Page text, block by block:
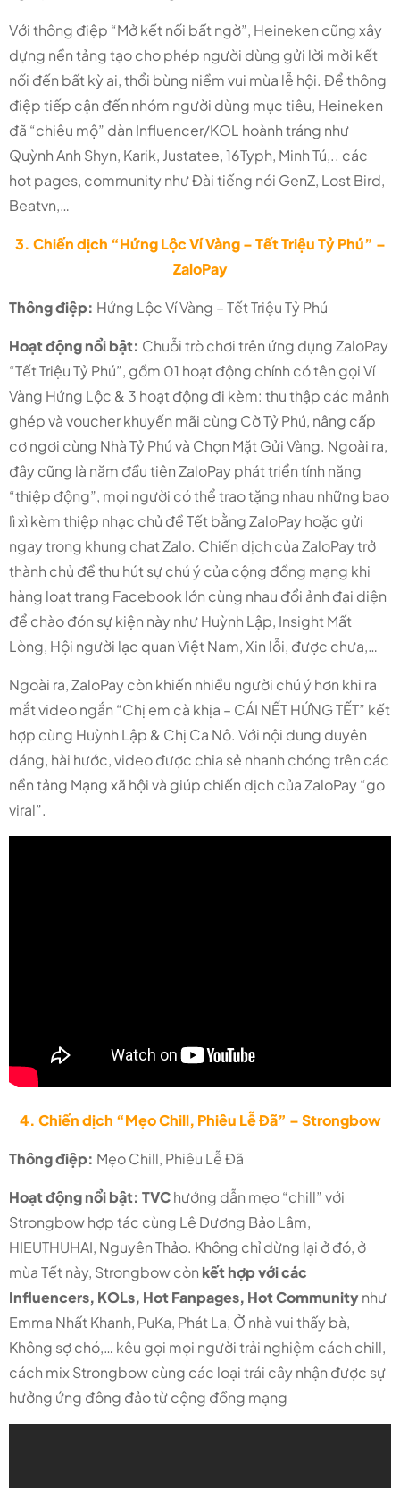
Với thông điệp “Mở kết nối bất ngờ”, Heineken cũng xây
dựng nền tảng tạo cho phép người dùng gửi lời mời kết
nối đến bất kỳ ai, thổi bùng niềm vui mùa lễ hội. Để thông
điệp tiếp cận đến nhóm người dùng mục tiêu, Heineken
đã “chiêu mộ” dàn Influencer/KOL hoành tráng như
Quỳnh Anh Shyn, Karik, Justatee, 16Typh, Minh Tú,.. các
hot pages, community như Đài tiếng nói GenZ, Lost Bird,
Beatvn,…
3. Chiến dịch “Hứng Lộc Ví Vàng – Tết Triệu Tỷ Phú” –
ZaloPay
Thông điệp: Hứng Lộc Ví Vàng – Tết Triệu Tỷ Phú
Hoạt động nổi bật: Chuỗi trò chơi trên ứng dụng ZaloPay
“Tết Triệu Tỷ Phú”, gồm 01 hoạt động chính có tên gọi Ví
Vàng Hứng Lộc & 3 hoạt động đi kèm: thu thập các mảnh
ghép và voucher khuyến mãi cùng Cờ Tỷ Phú, nâng cấp
cơ ngơi cùng Nhà Tỷ Phú và Chọn Mặt Gửi Vàng. Ngoài ra,
đây cũng là năm đầu tiên ZaloPay phát triển tính năng
“thiệp động”, mọi người có thể trao tặng nhau những bao
lì xì kèm thiệp nhạc chủ đề Tết bằng ZaloPay hoặc gửi
ngay trong khung chat Zalo. Chiến dịch của ZaloPay trở
thành chủ đề thu hút sự chú ý của cộng đồng mạng khi
hàng loạt trang Facebook lớn cùng nhau đổi ảnh đại diện
để chào đón sự kiện này như Huỳnh Lập, Insight Mất
Lòng, Hội người lạc quan Việt Nam, Xin lỗi, được chưa,…
Ngoài ra, ZaloPay còn khiến nhiều người chú ý hơn khi ra
mắt video ngắn “Chị em cà khịa – CÁI NẾT HỨNG TẾT” kết
hợp cùng Huỳnh Lập & Chị Ca Nô. Với nội dung duyên
dáng, hài hước, video được chia sẻ nhanh chóng trên các
nền tảng Mạng xã hội và giúp chiến dịch của ZaloPay “go
viral”.
4. Chiến dịch “Mẹo Chill, Phiêu Lễ Đã” – Strongbow
Thông điệp: Mẹo Chill, Phiêu Lễ Đã
Hoạt động nổi bật: TVChướng dẫn mẹo “chill” với
Strongbow hợp tác cùng Lê Dương Bảo Lâm,
HIEUTHUHAI, Nguyên Thảo. Không chỉ dừng lại ở đó, ở
mùa Tết này, Strongbow còn kết hợp với các
Influencers, KOLs, Hot Fanpages, Hot Communitynhư
Emma Nhất Khanh, PuKa, Phát La, Ở nhà vui thấy bà,
Không sợ chó,… kêu gọi mọi người trải nghiệm cách chill,
cách mix Strongbow cùng các loại trái cây nhận được sự
hưởng ứng đông đảo từ cộng đồng mạng